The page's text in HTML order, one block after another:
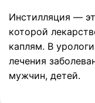
Инстилляция —
которой
каплям. В
лечения
мужчин, детей.